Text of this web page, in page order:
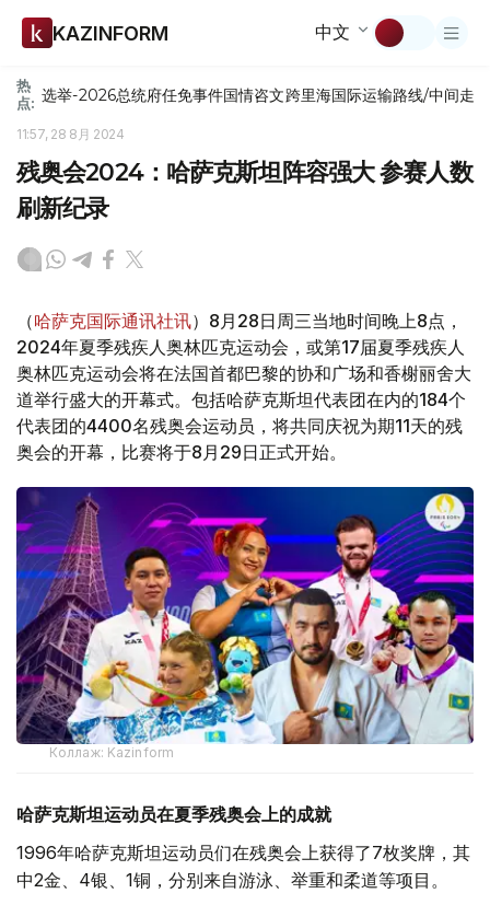
KAZINFORM 中文
热
点: 选举-2026总统府任免事件国情咨文跨里海国际运输路线/中间走廊
11:57, 28 8月 2024
残奥会2024：哈萨克斯坦阵容强大 参赛人数
刷新纪录
（哈萨克国际通讯社讯）8月28日周三当地时间晚上8点，
2024年夏季残疾人奥林匹克运动会，或第17届夏季残疾人
奥林匹克运动会将在法国首都巴黎的协和广场和香榭丽舍大
道举行盛大的开幕式。包括哈萨克斯坦代表团在内的184个
代表团的4400名残奥会运动员，将共同庆祝为期11天的残
奥会的开幕，比赛将于8月29日正式开始。
Коллаж: Kazinform
哈萨克斯坦运动员在夏季残奥会上的成就
1996年哈萨克斯坦运动员们在残奥会上获得了7枚奖牌，其
中2金、4银、1铜，分别来自游泳、举重和柔道等项目。